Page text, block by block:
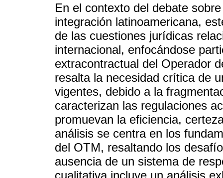
En el contexto del debate
integración latinoamericana,
de las cuestiones jurídicas
internacional, enfocándose
extracontractual del Operador
resalta la necesidad crítica de
vigentes, debido a la
caracterizan las regulaciones
promuevan la eficiencia,
análisis se centra en los
del OTM, resaltando los
ausencia de un sistema de
cualitativa incluye un análisis